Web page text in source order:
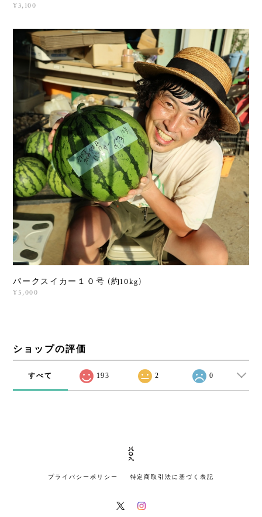
¥3,100
パークスイカー１０号 (約10kg)
¥5,000
ショップの評価
すべて 193 2 0
プライバシーポリシー 特定商取引法に基づく表記